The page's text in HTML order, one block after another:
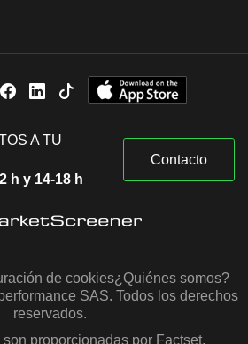
A TU
h y 14-18 h
Contacto
de cookies¿Quiénes somos?
SAS. Todos los derechos
reservados.
proporcionadas por Factset,